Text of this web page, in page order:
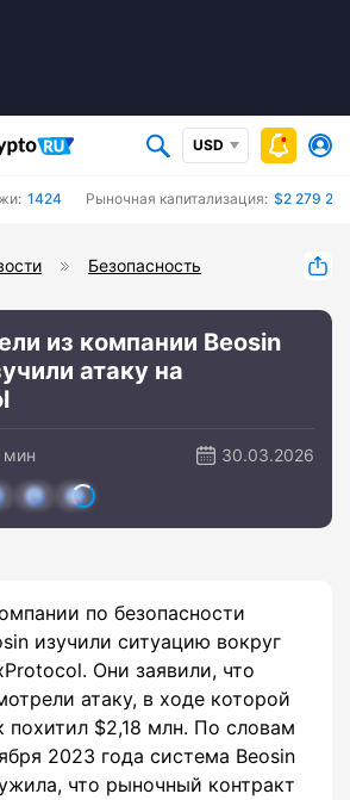
USD
1424 Рыночная капитализация: $2 279
Безопасность
из компании Beosin
атаку на
мин 30.03.2026
по безопасности
изучили ситуацию вокруг
Они заявили, что
атаку, в ходе которой
$2,18 млн. По словам
2023 года система Beosin
что рыночный контракт